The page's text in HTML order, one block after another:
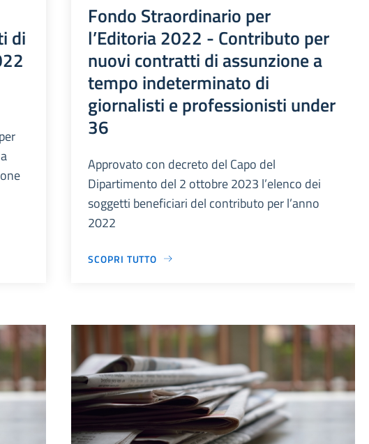
di
Fondo Straordinario per
l’Editoria 2022 - Contributo per
nuovi contratti di assunzione a
tempo indeterminato di
giornalisti e professionisti under
36
Approvato con decreto del Capo del
Dipartimento del 2 ottobre 2023 l’elenco dei
soggetti beneficiari del contributo per l’anno
2022
SCOPRI TUTTO